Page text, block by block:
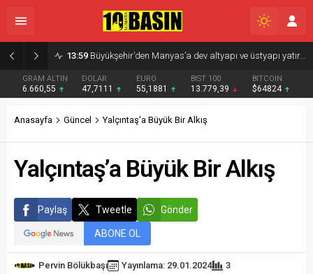
13:59 Büyükşehir’den Manyas’a dev altyapı ve üstyapı yatırımı
GRAM ALTIN
6.660,55
DOLAR
47,7111
EURO
55,1881
BIST 100
13.779,39
BITCOIN
$64824
Anasayfa Güncel Yalçıntaş’a Büyük Bir Alkış
Yalçıntaş’a Büyük Bir Alkış
Paylaş Tweetle Gönder
ABONE OL
Pervin Bölükbaşı Yayınlama: 29.01.2024 3